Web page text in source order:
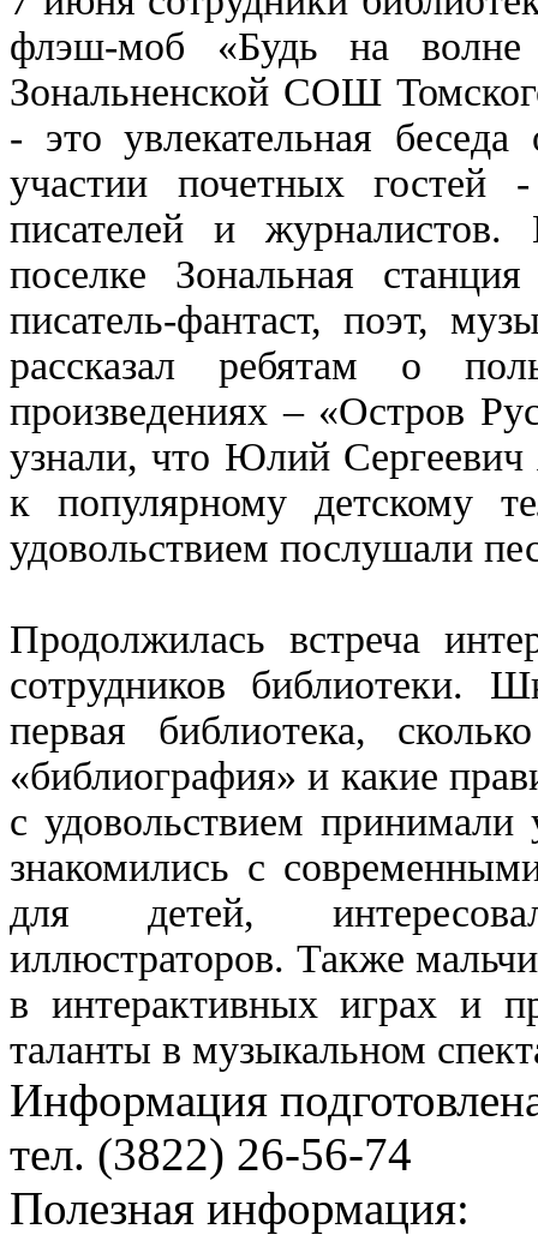
флэш-моб «Будь на
Зональненской СОШ
- это увлекательная
участии почетных гостей
писателей и
поселке Зональная
писатель-фантаст, поэт,
рассказал ребятам о
произведениях – «Остров
узнали, что Юлий Сергеевич
к популярному детскому
удовольствием послушали
Продолжилась встреча
сотрудников библиотеки.
первая библиотека,
«библиография» и какие
с удовольствием принимали
знакомились с
для детей,
иллюстраторов. Также
в интерактивных играх и
таланты в музыкальном
Информация
тел. (3822) 26-56-74
Полезная информация: